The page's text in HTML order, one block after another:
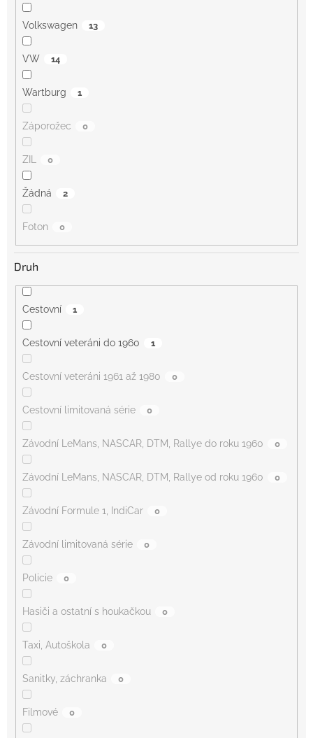
Volkswagen 13
VW 14
Wartburg 1
Záporožec 0
ZIL 0
Žádná 2
Foton 0
Druh
Cestovní 1
Cestovní veteráni do 1960 1
Cestovní veteráni 1961 až 1980 0
Cestovní limitovaná série 0
Závodní LeMans, NASCAR, DTM, Rallye do roku 1960 0
Závodní LeMans, NASCAR, DTM, Rallye od roku 1960 0
Závodní Formule 1, IndiCar 0
Závodní limitovaná série 0
Policie 0
Hasiči a ostatní s houkačkou 0
Taxi, Autoškola 0
Sanitky, záchranka 0
Filmové 0